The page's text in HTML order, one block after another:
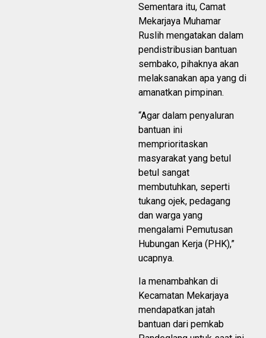
Sementara itu, Camat
Mekarjaya Muhamar
Ruslih mengatakan dalam
pendistribusian bantuan
sembako, pihaknya akan
melaksanakan apa yang di
amanatkan pimpinan.
“Agar dalam penyaluran
bantuan ini
memprioritaskan
masyarakat yang betul
betul sangat
membutuhkan, seperti
tukang ojek, pedagang
dan warga yang
mengalami Pemutusan
Hubungan Kerja (PHK),”
ucapnya.
Ia menambahkan di
Kecamatan Mekarjaya
mendapatkan jatah
bantuan dari pemkab